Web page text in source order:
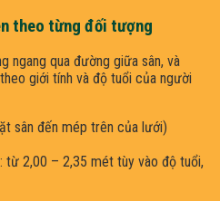
theo từng đối tượng
ngang qua đường giữa sân, và
giới tính và độ tuổi của người
sân đến mép trên của lưới)
từ 2,00 – 2,35 mét tùy vào độ tuổi,